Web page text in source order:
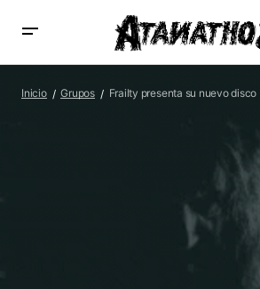
Inicio Grupos Frailty presenta su nuevo disco